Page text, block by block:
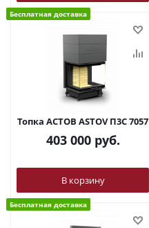
Бесплатная доставка
Топка АСТОВ ASTOV П3С 7057
403 000руб.
В корзину
Бесплатная доставка